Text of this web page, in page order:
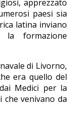
apprezzato
paesi sia
latina inviano
formazione
di Livorno,
era quello del
Medici per la
che venivano da